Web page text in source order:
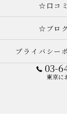
03-
東京に
☆口コミ
☆ブロ
プライバシー
© 2026 天啓気療院(